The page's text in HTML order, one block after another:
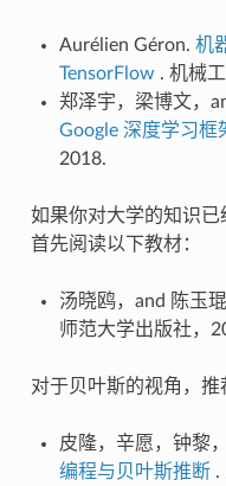
Aurélien Géron. 机
TensorFlow . 机械
郑泽宇，梁博文，
Google 深度学习框
2018.
如果你对大学的知识
首先阅读以下教材：
汤晓鸥，and 陈玉
师范大学出版社，
对于贝叶斯的视角，推
皮隆，辛愿，钟黎
编程与贝叶斯推断.